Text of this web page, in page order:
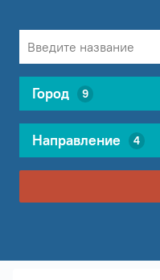
Город 9
Направление 4